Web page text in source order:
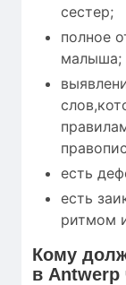
сестер;
полное
малыша;
есть
есть
ритмом
Кому
в Antwerp